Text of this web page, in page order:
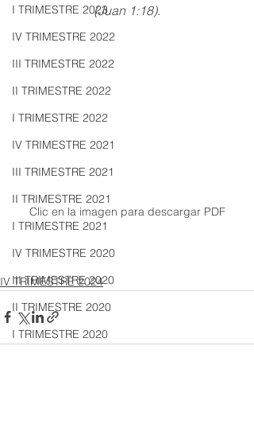
I TRIMESTRE 2023
IV TRIMESTRE 2022
III TRIMESTRE 2022
II TRIMESTRE 2022
I TRIMESTRE 2022
IV TRIMESTRE 2021
III TRIMESTRE 2021
II TRIMESTRE 2021
I TRIMESTRE 2021
IV TRIMESTRE 2020
III TRIMESTRE 2020
II TRIMESTRE 2020
I TRIMESTRE 2020
(Juan 1:18).
Clic en la imagen para descargar PDF
IV TRIMESTRE 2024